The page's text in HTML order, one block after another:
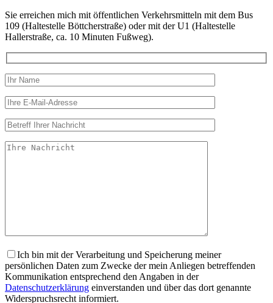
Sie erreichen mich mit öffentlichen Verkehrsmitteln mit dem Bus
109 (Haltestelle Böttcherstraße) oder mit der U1 (Haltestelle
Hallerstraße, ca. 10 Minuten Fußweg).
Ich bin mit der Verarbeitung und Speicherung meiner
persönlichen Daten zum Zwecke der mein Anliegen betreffenden
Kommunikation entsprechend den Angaben in der
Datenschutzerklärung einverstanden und über das dort genannte
Widerspruchsrecht informiert.